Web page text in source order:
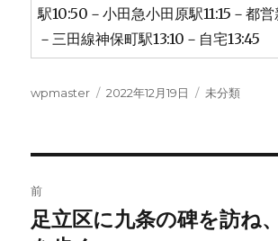
駅10:50－小田急小田原駅11:15－都
－三田線神保町駅13:10－自宅13:45
投
wpmaster
投
2022年12月19日
カ
未分類
稿
前
前
足立区に九条の碑を訪ね